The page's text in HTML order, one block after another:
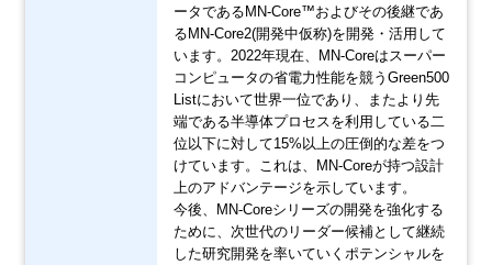
ータであるMN-Core™およびその後継であ
るMN-Core2(開発中仮称)を開発・活用して
います。2022年現在、MN-Coreはスーパー
コンピュータの省電力性能を競うGreen500
Listにおいて世界一位であり、またより先
端である半導体プロセスを利用している二
位以下に対して15%以上の圧倒的な差をつ
けています。これは、MN-Coreが持つ設計
上のアドバンテージを示しています。
今後、MN-Coreシリーズの開発を強化する
ために、次世代のリーダー候補として継続
した研究開発を率いていくポテンシャルを